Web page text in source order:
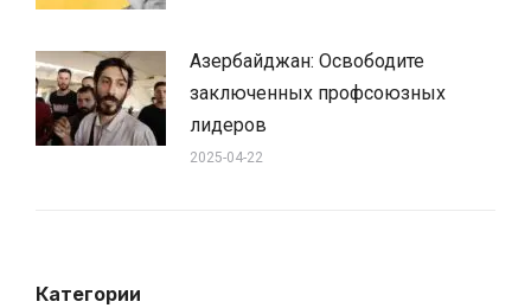
Азербайджан: Освободите
заключенных профсоюзных
лидеров
2025-04-22
Категории